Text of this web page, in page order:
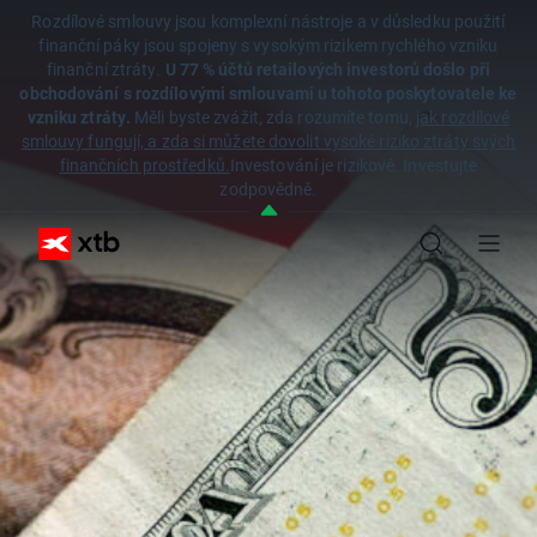
Rozdílové smlouvy jsou komplexní nástroje a v důsledku použití
finanční páky jsou spojeny s vysokým rizikem rychlého vzniku
finanční ztráty. U 77 % účtů retailových investorů došlo při
obchodování s rozdílovými smlouvami u tohoto poskytovatele ke
vzniku ztráty. Měli byste zvážit, zda rozumíte tomu, jak rozdílové
smlouvy fungují, a zda si můžete dovolit vysoké riziko ztráty svých
finančních prostředků.Investování je rizikové. Investujte
zodpovědně.